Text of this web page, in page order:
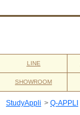
LINE
SHOWROOM
StudyAppli > Q-APPLI